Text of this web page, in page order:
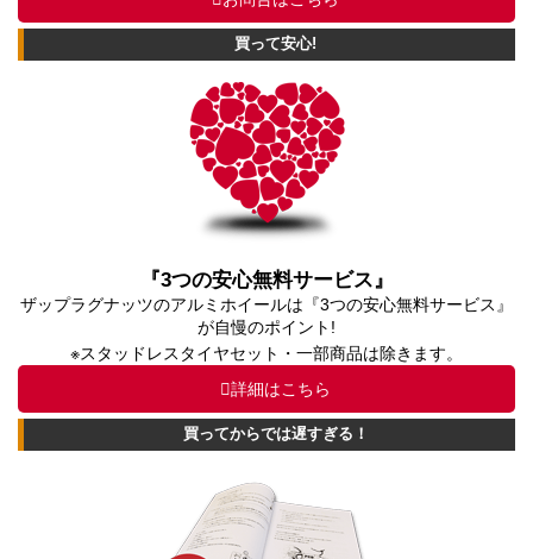
買って安心!
『3つの安心無料サービス』
ザップラグナッツのアルミホイールは『3つの安心無料サービス』
が自慢のポイント!
※スタッドレスタイヤセット・一部商品は除きます。
詳細はこちら
買ってからでは遅すぎる！